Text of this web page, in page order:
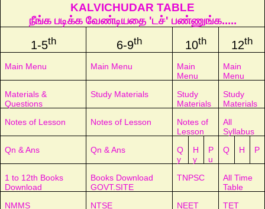
KALVICHUDAR TABLE
நீங்க படிக்க வேண்டியதை 'டச்' பண்ணுங்க.....
1-5th 6-9th 10th 12th
Main Menu Main Menu
Main
Menu
Main
Menu
Materials &
Questions
Study Materials
Study
Materials
Study
Materials
Notes of Lesson
Notes of Lesson
Notes of
Lesson
All
Syllabus
Qn & Ans
Qn & Ans
Q
y
H
y
P
u
Q H P
1 to 12th Books
Download
Books Download
GOVT.SITE
TNPSC
All Time
Table
NMMS
NTSE NEET TET